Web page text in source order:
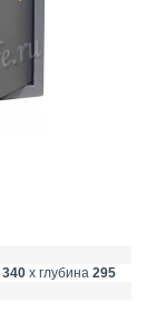
340 х глубина 295